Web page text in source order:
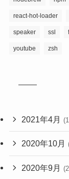
react-hot-loader
speaker ssl
youtube zsh
2021年4月
2020年10月
2020年9月